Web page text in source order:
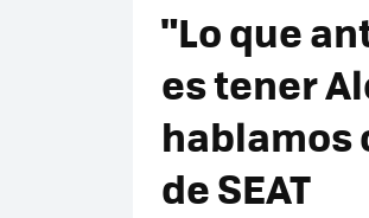
"Lo que
es tener
hablamos
de SEAT